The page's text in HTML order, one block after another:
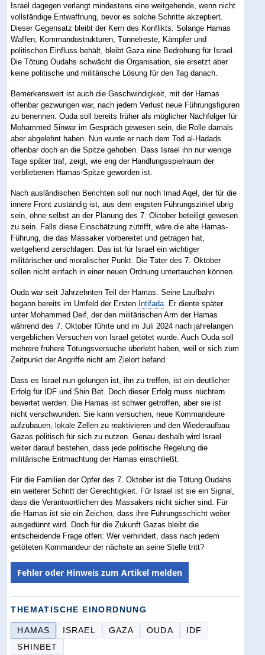
Israel dagegen verlangt mindestens eine weitgehende, wenn nicht
vollständige Entwaffnung, bevor es solche Schritte akzeptiert.
Dieser Gegensatz bleibt der Kern des Konflikts. Solange Hamas
Waffen, Kommandostrukturen, Tunnelreste, Kämpfer und
politischen Einfluss behält, bleibt Gaza eine Bedrohung für Israel.
Die Tötung Oudahs schwächt die Organisation, sie ersetzt aber
keine politische und militärische Lösung für den Tag danach.
Bemerkenswert ist auch die Geschwindigkeit, mit der Hamas
offenbar gezwungen war, nach jedem Verlust neue Führungsfiguren
zu benennen. Ouda soll bereits früher als möglicher Nachfolger für
Mohammed Sinwar im Gespräch gewesen sein, die Rolle damals
aber abgelehnt haben. Nun wurde er nach dem Tod al-Hadads
offenbar doch an die Spitze gehoben. Dass Israel ihn nur wenige
Tage später traf, zeigt, wie eng der Handlungsspielraum der
verbliebenen Hamas-Spitze geworden ist.
Nach ausländischen Berichten soll nur noch Imad Aqel, der für die
innere Front zuständig ist, aus dem engsten Führungszirkel übrig
sein, ohne selbst an der Planung des 7. Oktober beteiligt gewesen
zu sein. Falls diese Einschätzung zutrifft, wäre die alte Hamas-
Führung, die das Massaker vorbereitet und getragen hat,
weitgehend zerschlagen. Das ist für Israel ein wichtiger
militärischer und moralischer Punkt. Die Täter des 7. Oktober
sollen nicht einfach in einer neuen Ordnung untertauchen können.
Ouda war seit Jahrzehnten Teil der Hamas. Seine Laufbahn
begann bereits im Umfeld der Ersten Intifada . Er diente später
unter Mohammed Deif, der den militärischen Arm der Hamas
während des 7. Oktober führte und im Juli 2024 nach jahrelangen
vergeblichen Versuchen von Israel getötet wurde. Auch Ouda soll
mehrere frühere Tötungsversuche überlebt haben, weil er sich zum
Zeitpunkt der Angriffe nicht am Zielort befand.
Dass es Israel nun gelungen ist, ihn zu treffen, ist ein deutlicher
Erfolg für IDF und Shin Bet. Doch dieser Erfolg muss nüchtern
bewertet werden. Die Hamas ist schwer getroffen, aber sie ist
nicht verschwunden. Sie kann versuchen, neue Kommandeure
aufzubauen, lokale Zellen zu reaktivieren und den Wiederaufbau
Gazas politisch für sich zu nutzen. Genau deshalb wird Israel
weiter darauf bestehen, dass jede politische Regelung die
militärische Entmachtung der Hamas einschließt.
Für die Familien der Opfer des 7. Oktober ist die Tötung Oudahs
ein weiterer Schritt der Gerechtigkeit. Für Israel ist sie ein Signal,
dass die Verantwortlichen des Massakers nicht sicher sind. Für
die Hamas ist sie ein Zeichen, dass ihre Führungsschicht weiter
ausgedünnt wird. Doch für die Zukunft Gazas bleibt die
entscheidende Frage offen: Wer verhindert, dass nach jedem
getöteten Kommandeur der nächste an seine Stelle tritt?
Fehler oder Hinweis zum Artikel melden
THEMATISCHE EINORDNUNG
HAMAS ISRAEL GAZA OUDA
IDF
SHINBET